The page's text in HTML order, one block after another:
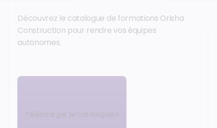
Découvrez le catalogue de formations Orisha
Construction pour rendre vos équipes
autonomes.
Télécharger le catalogue